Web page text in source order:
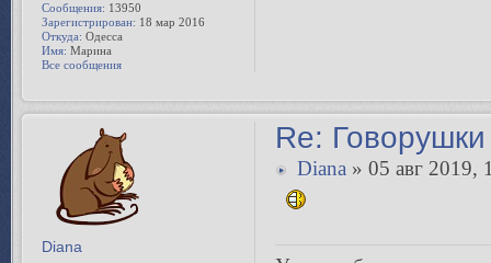
Сообщения: 13950
Зарегистрирован: 18 мар 2016
Откуда: Одесса
Имя: Марина
Все сообщения
Re:
Diana » 05 авг 2019,
Diana